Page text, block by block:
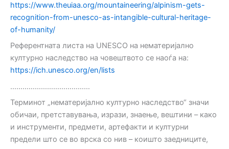
https://www.theuiaa.org/mountaineering/alpinism-gets-
recognition-from-unesco-as-intangible-cultural-heritage-
of-humanity/
Референтната листа на UNESCO на нематеријално
културно наследство на човештвото се наоѓа на:
https://ich.unesco.org/en/lists
…………………………………
Терминот „нематеријално културно наследство“ значи
обичаи, претставувања, изрази, знаење, вештини – како
и инструменти, предмети, артефакти и културни
предели што се во врска со нив – коишто заедниците,